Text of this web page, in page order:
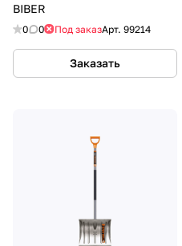
BIBER
0 0 Под заказАрт. 99214
Заказать